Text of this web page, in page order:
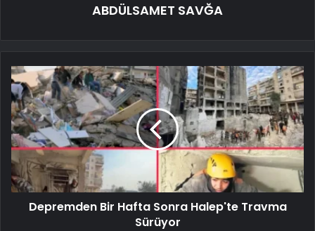
ABDÜLSAMET SAVĞA
Depremden Bir Hafta Sonra Halep'te Travma
Sürüyor